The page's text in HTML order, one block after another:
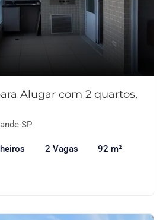
Alugar com 2 quartos,
SP
2 Vagas 92 m²